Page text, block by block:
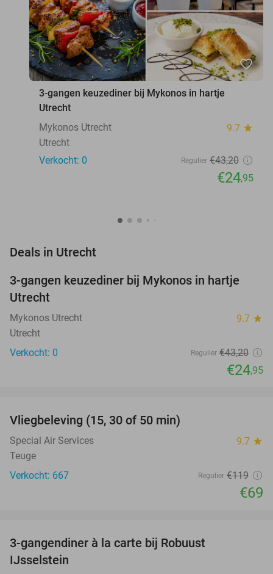
favorite_border
3-gangen keuzediner bij Mykonos in hartje
Utrecht
Mykonos Utrecht
9.7 star
Utrecht
Verkocht: 0
Regulier €43,20
€24,95
Deals in Utrecht
42%
NEW
TODAY
3-gangen keuzediner bij Mykonos in hartje
Utrecht
Mykonos Utrecht 9.7 star
Utrecht
Verkocht: 0
Regulier €43,20
€24,95
Vliegbeleving (15, 30 of 50 min)
Special Air Services 9.7 star
Teuge
Verkocht: 667
Regulier €119
€69
3-gangendiner à la carte bij Robuust
IJsselstein